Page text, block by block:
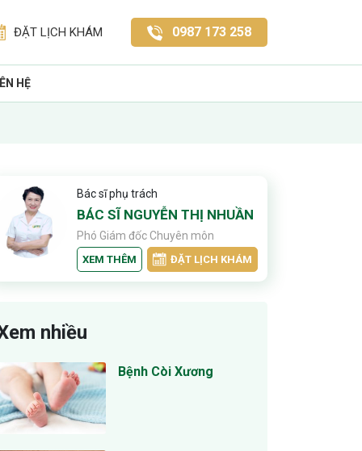
ĐẶT LỊCH KHÁM 0987 173 258
HỆ
Bác sĩ phụ trách
BÁC SĨ NGUYỄN THỊ NHUẦN
Phó Giám đốc Chuyên môn
XEM THÊM ĐẶT LỊCH KHÁM
nhiều
Bệnh Còi Xương